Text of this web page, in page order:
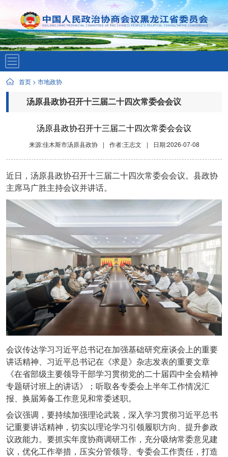
首页 > 市地政协
汤原县政协召开十三届二十四次常委会会议
汤原县政协召开十三届二十四次常委会会议
来源:佳木斯市汤原县政协
| 作者:王志文 | 日期:2026-07-08
近日，汤原县政协召开十三届二十四次常委会会议。县政协
主席马广胜主持会议并讲话。
会议传达学习习近平总书记在加强基础研究座谈会上的重要
讲话精神、习近平总书记在《求是》杂志发表的重要文章
《在省部级主要领导干部学习贯彻党的二十届四中全会精神
专题研讨班上的讲话》；听取各专委会上半年工作情况汇
报、换届筹备工作意见和常委述职。
会议强调，要持续加强理论武装，深入学习贯彻习近平总书
记重要讲话精神，切实以理论学习引领履职方向、提升参政
议政能力。要抓实年度协商调研工作，充分吸纳常委意见建
议，优化工作举措，压实分管领导、专委会工作责任，打造